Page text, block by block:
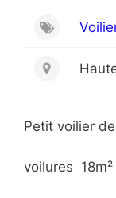
Petit voilier
voilures 18m²